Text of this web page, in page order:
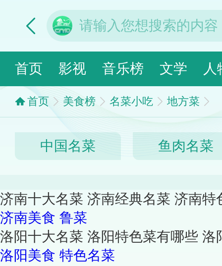
首页 影视 音乐榜 文学 人
首页 美食榜 名菜小吃 地方菜
中国名菜 鱼肉名菜
济南十大名菜 济南经典名菜 济南特
济南美食 鲁菜
洛阳十大名菜 洛阳特色菜有哪些 洛
洛阳美食 特色名菜